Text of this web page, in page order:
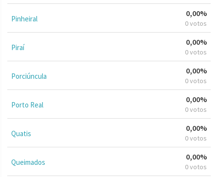
Pinheiral
0,00%
0 votos
Piraí
0,00%
0 votos
Porciúncula
0,00%
0 votos
Porto Real
0,00%
0 votos
Quatis
0,00%
0 votos
Queimados
0,00%
0 votos